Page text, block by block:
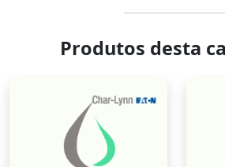
Produtos desta